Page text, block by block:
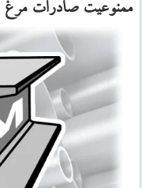
ممنوعیت صادرات مرغ